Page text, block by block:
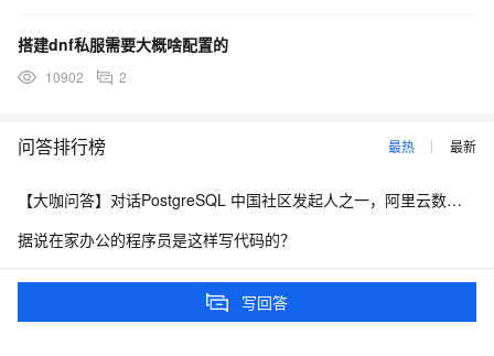
搭建dnf私服需要大概啥配置的
10902 2
问答排行榜 最热 最新
【大咖问答】对话PostgreSQL 中国社区发起人之一，阿里云数据库高级专家 德哥
据说在家办公的程序员是这样写代码的？
如何升级配置
【藏经阁一起读（27）】本周推荐《Apache Flink案例集（2022版）》，你有哪些心得？
写回答